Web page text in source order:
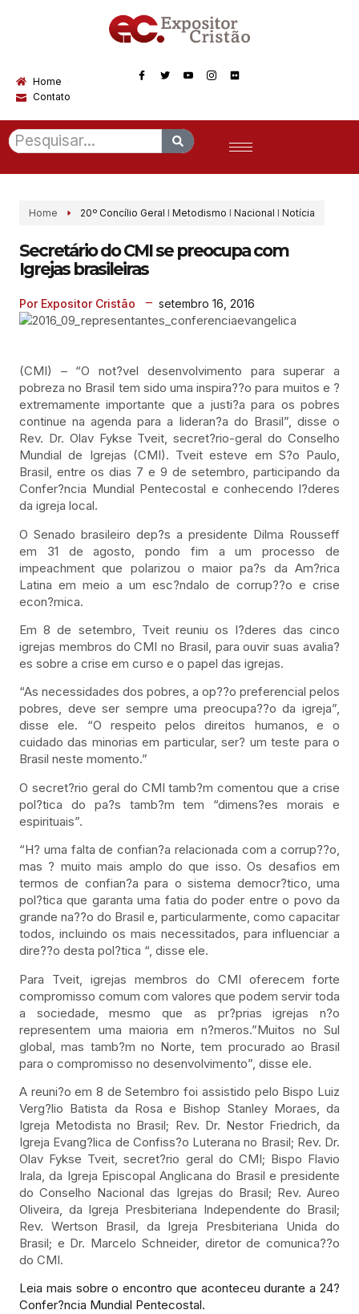
Home
Contato
Home 20º Concílio Geral I Metodismo I Nacional I Notícia
Secretário do CMI se preocupa com
Igrejas brasileiras
Por Expositor Cristão setembro 16, 2016
(CMI) – “O not?vel desenvolvimento para superar a
pobreza no Brasil tem sido uma inspira??o para muitos e ?
extremamente importante que a justi?a para os pobres
continue na agenda para a lideran?a do Brasil”, disse o
Rev. Dr. Olav Fykse Tveit, secret?rio-geral do Conselho
Mundial de Igrejas (CMI). Tveit esteve em S?o Paulo,
Brasil, entre os dias 7 e 9 de setembro, participando da
Confer?ncia Mundial Pentecostal e conhecendo l?deres
da igreja local.
O Senado brasileiro dep?s a presidente Dilma Rousseff
em 31 de agosto, pondo fim a um processo de
impeachment que polarizou o maior pa?s da Am?rica
Latina em meio a um esc?ndalo de corrup??o e crise
econ?mica.
Em 8 de setembro, Tveit reuniu os l?deres das cinco
igrejas membros do CMI no Brasil, para ouvir suas avalia?
es sobre a crise em curso e o papel das igrejas.
“As necessidades dos pobres, a op??o preferencial pelos
pobres, deve ser sempre uma preocupa??o da igreja”,
disse ele. “O respeito pelos direitos humanos, e o
cuidado das minorias em particular, ser? um teste para o
Brasil neste momento.”
O secret?rio geral do CMI tamb?m comentou que a crise
pol?tica do pa?s tamb?m tem “dimens?es morais e
espirituais”.
“H? uma falta de confian?a relacionada com a corrup??o,
mas ? muito mais amplo do que isso. Os desafios em
termos de confian?a para o sistema democr?tico, uma
pol?tica que garanta uma fatia do poder entre o povo da
grande na??o do Brasil e, particularmente, como capacitar
todos, incluindo os mais necessitados, para influenciar a
dire??o desta pol?tica “, disse ele.
Para Tveit, igrejas membros do CMI oferecem forte
compromisso comum com valores que podem servir toda
a sociedade, mesmo que as pr?prias igrejas n?o
representem uma maioria em n?meros.”Muitos no Sul
global, mas tamb?m no Norte, tem procurado ao Brasil
para o compromisso no desenvolvimento”, disse ele.
A reuni?o em 8 de Setembro foi assistido pelo Bispo Luiz
Verg?lio Batista da Rosa e Bishop Stanley Moraes, da
Igreja Metodista no Brasil; Rev. Dr. Nestor Friedrich, da
Igreja Evang?lica de Confiss?o Luterana no Brasil; Rev. Dr.
Olav Fykse Tveit, secret?rio geral do CMI; Bispo Flavio
Irala, da Igreja Episcopal Anglicana do Brasil e presidente
do Conselho Nacional das Igrejas do Brasil; Rev. Aureo
Oliveira, da Igreja Presbiteriana Independente do Brasil;
Rev. Wertson Brasil, da Igreja Presbiteriana Unida do
Brasil; e Dr. Marcelo Schneider, diretor de comunica??o
do CMI.
Leia mais sobre o encontro que aconteceu durante a 24?
Confer?ncia Mundial Pentecostal.